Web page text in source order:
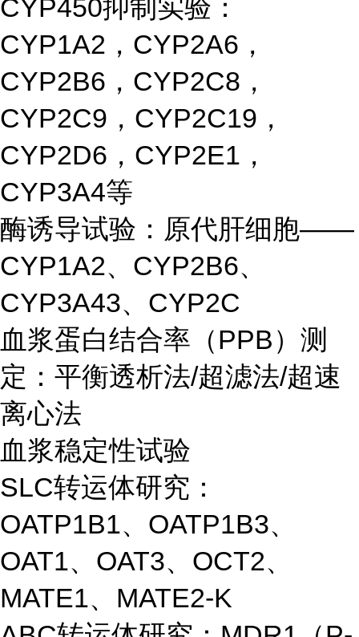
CYP450抑制实验：
CYP1A2，CYP2A6，
CYP2B6，CYP2C8，
CYP2C9，CYP2C19，
CYP2D6，CYP2E1，
CYP3A4等
酶诱导试验：原代肝细胞——
CYP1A2、CYP2B6、
CYP3A43、CYP2C
血浆蛋白结合率（PPB）测
定：平衡透析法/超滤法/超速
离心法
血浆稳定性试验
SLC转运体研究：
OATP1B1、OATP1B3、
OAT1、OAT3、OCT2、
MATE1、MATE2-K